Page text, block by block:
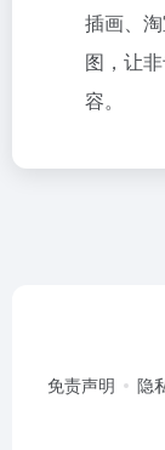
插画、
图，让
容。
免责声明 隐